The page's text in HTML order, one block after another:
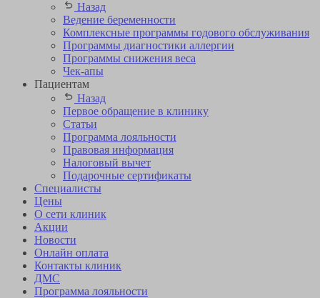
Назад
Ведение беременности
Комплексные программы годового обслуживания
Программы диагностики аллергии
Программы снижения веса
Чек-апы
Пациентам
Назад
Первое обращение в клинику
Статьи
Программа лояльности
Правовая информация
Налоговый вычет
Подарочные сертификаты
Специалисты
Цены
О сети клиник
Акции
Новости
Онлайн оплата
Контакты клиник
ДМС
Программа лояльности